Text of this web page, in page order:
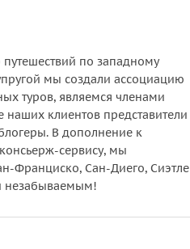
по западному
мы создали ассоциацию
туров, являемся членами
наших клиентов представители
В дополнение к
сервису, мы
Франциско, Сан-Диего, Сиэтле
незабываемым!